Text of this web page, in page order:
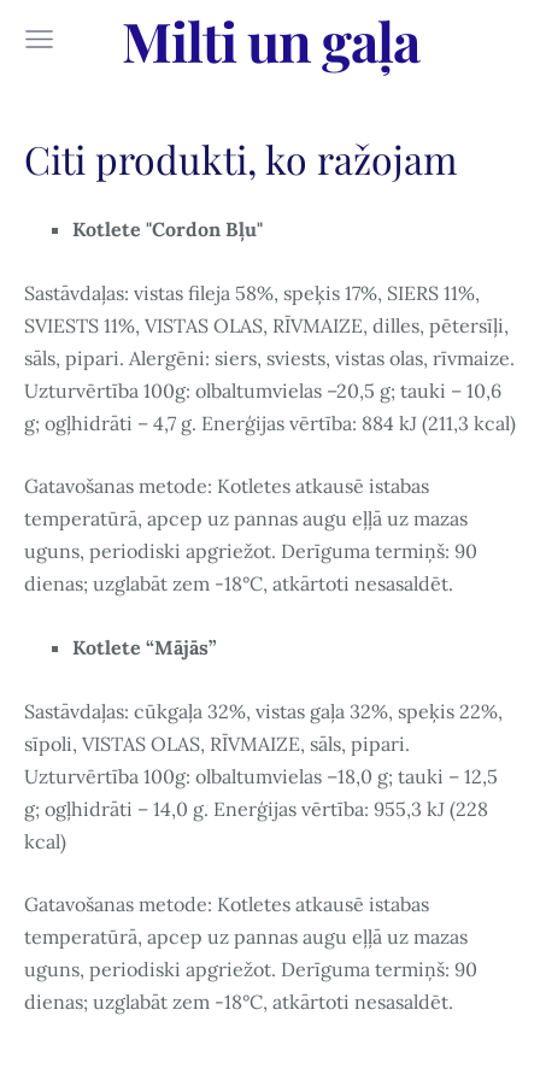
Milti un gaļa
Citi produkti, ko ražojam
Kotlete "Cordon Bļu"
Sastāvdaļas: vistas fileja 58%, speķis 17%, SIERS 11%,
SVIESTS 11%, VISTAS OLAS, RĪVMAIZE, dilles, pētersīļi,
sāls, pipari. Alergēni: siers, sviests, vistas olas, rīvmaize.
Uzturvērtība 100g: olbaltumvielas –20,5 g; tauki – 10,6
g; ogļhidrāti – 4,7 g. Enerģijas vērtība: 884 kJ (211,3 kcal)
Gatavošanas metode: Kotletes atkausē istabas
temperatūrā, apcep uz pannas augu eļļā uz mazas
uguns, periodiski apgriežot. Derīguma termiņš: 90
dienas; uzglabāt zem -18°C, atkārtoti nesasaldēt.
Kotlete “Mājās”
Sastāvdaļas: cūkgaļa 32%, vistas gaļa 32%, speķis 22%,
sīpoli, VISTAS OLAS, RĪVMAIZE, sāls, pipari.
Uzturvērtība 100g: olbaltumvielas –18,0 g; tauki – 12,5
g; ogļhidrāti – 14,0 g. Enerģijas vērtība: 955,3 kJ (228
kcal)
Gatavošanas metode: Kotletes atkausē istabas
temperatūrā, apcep uz pannas augu eļļā uz mazas
uguns, periodiski apgriežot. Derīguma termiņš: 90
dienas; uzglabāt zem -18°C, atkārtoti nesasaldēt.